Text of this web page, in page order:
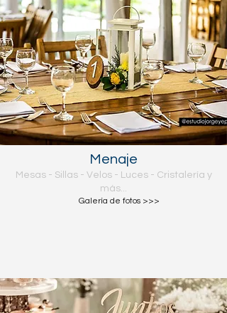
Menaje
Mesas - Sillas - Velos - Luces - Cristalería y
más...
Galería de fotos >>>